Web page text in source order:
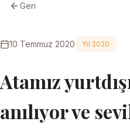
Geri
10 Temmuz 2020 Yıl 2020
Atamız
anılıyor ve